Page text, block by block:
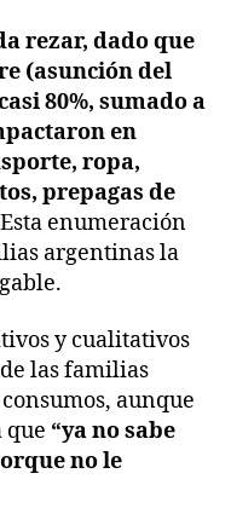
rezar, dado que
(asunción del
80%, sumado a
en
ropa,
prepagas de
Esta enumeración
argentinas la
y cualitativos
las familias
aunque
que “ya no sabe
no le